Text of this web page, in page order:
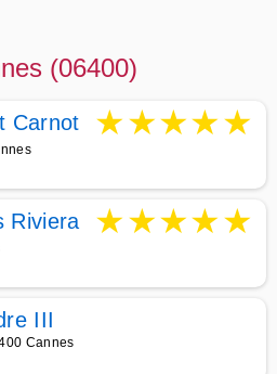
(06400)
Carnot ★★★★★
Riviera ★★★★★
III
Cannes